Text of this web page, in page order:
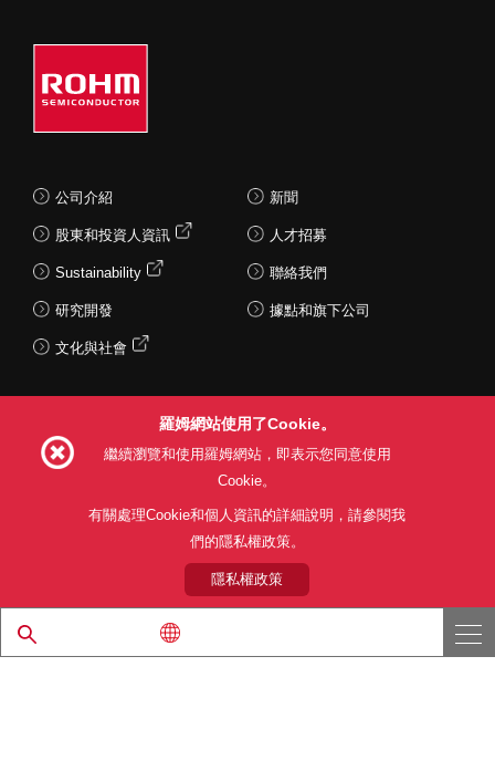
公司介紹
股東和投資人資訊
Sustainability
研究開發
文化與社會
新聞
人才招募
聯絡我們
據點和旗下公司
利用目的 隱私權政策
關於本公司產品銷售之標準條款(PDF)
© 1997 - 2026 ROHM CO., LTD. ALL RIGHTS RESERVED.
羅姆網站使用了Cookie。
繼續瀏覽和使用羅姆網站，即表示您同意使用
Cookie。
有關處理Cookie和個人資訊的詳細說明，請參閱我
們的隱私權政策。
隱私權政策